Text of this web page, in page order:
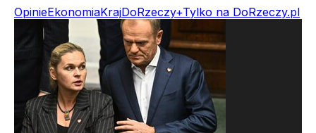
OpinieEkonomiaKrajDoRzeczy+Tylko na DoRzeczy.pl